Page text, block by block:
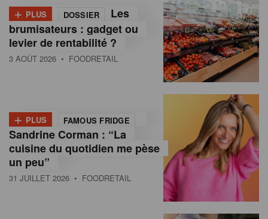
+ PLUS DOSSIER
Les
brumisateurs : gadget ou
levier de rentabilité ?
3 AOÛT 2026 • FOODRETAIL
+ PLUS FAMOUS FRIDGE
Sandrine Corman : “La
cuisine du quotidien me pèse
un peu”
31 JUILLET 2026 • FOODRETAIL